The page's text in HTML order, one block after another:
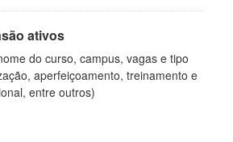
ativos
do curso, campus, vagas e tipo
aperfeiçoamento, treinamento e
entre outros)